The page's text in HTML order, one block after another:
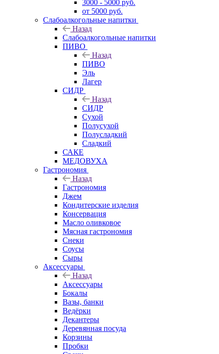
3000 - 5000 руб.
от 5000 руб.
Слабоалкогольные напитки
Назад
Слабоалкогольные напитки
ПИВО
Назад
ПИВО
Эль
Лагер
СИДР
Назад
СИДР
Сухой
Полусухой
Полусладкий
Сладкий
САКЕ
МЕДОВУХА
Гастрономия
Назад
Гастрономия
Джем
Кондитерские изделия
Консервация
Масло оливковое
Мясная гастрономия
Снеки
Соусы
Сыры
Аксессуары
Назад
Аксессуары
Бокалы
Вазы, банки
Ведёрки
Декантеры
Деревянная посуда
Корзины
Пробки